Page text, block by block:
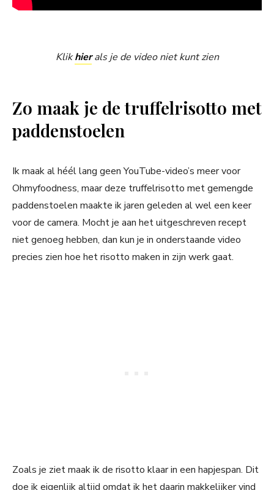
Klikhierals je de video niet kunt zien
Zo maak je de truffelrisotto met
paddenstoelen
Ik maak al héél lang geen YouTube-video’s meer voor
Ohmyfoodness, maar deze truffelrisotto met gemengde
paddenstoelen maakte ik jaren geleden al wel een keer
voor de camera. Mocht je aan het uitgeschreven recept
niet genoeg hebben, dan kun je in onderstaande video
precies zien hoe het risotto maken in zijn werk gaat.
Zoals je ziet maak ik de risotto klaar in een hapjespan. Dit
doe ik eigenlijk altijd omdat ik het daarin makkelijker vind